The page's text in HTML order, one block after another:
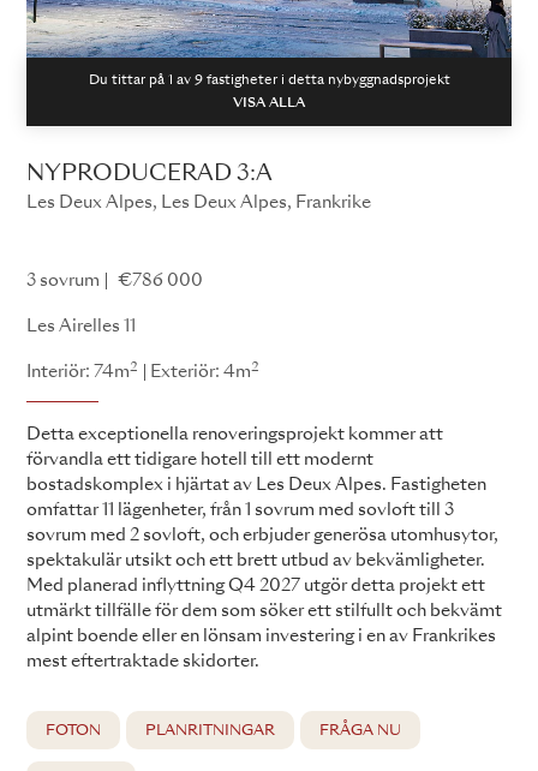
Du tittar på 1 av 9fastigheter i detta nybyggnadsprojekt
VISA ALLA
NYPRODUCERAD 3:A
Les Deux Alpes, Les Deux Alpes, Frankrike
3 sovrum €786 000
Les Airelles 11
Interiör: 74m2 Exteriör: 4m2
Detta exceptionella renoveringsprojekt kommer att
förvandla ett tidigare hotell till ett modernt
bostadskomplex i hjärtat av Les Deux Alpes. Fastigheten
omfattar 11 lägenheter, från 1 sovrum med sovloft till 3
sovrum med 2 sovloft, och erbjuder generösa utomhusytor,
spektakulär utsikt och ett brett utbud av bekvämligheter.
Med planerad inflyttning Q4 2027 utgör detta projekt ett
utmärkt tillfälle för dem som söker ett stilfullt och bekvämt
alpint boende eller en lönsam investering i en av Frankrikes
mest eftertraktade skidorter.
FOTON PLANRITNINGAR FRÅGA NU